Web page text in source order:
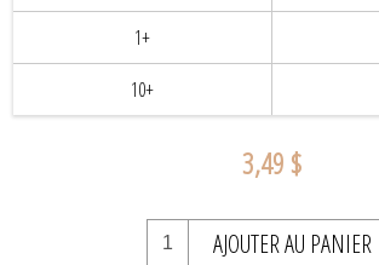
1+
10+
3,49 $
AJOUTER AU PANIER